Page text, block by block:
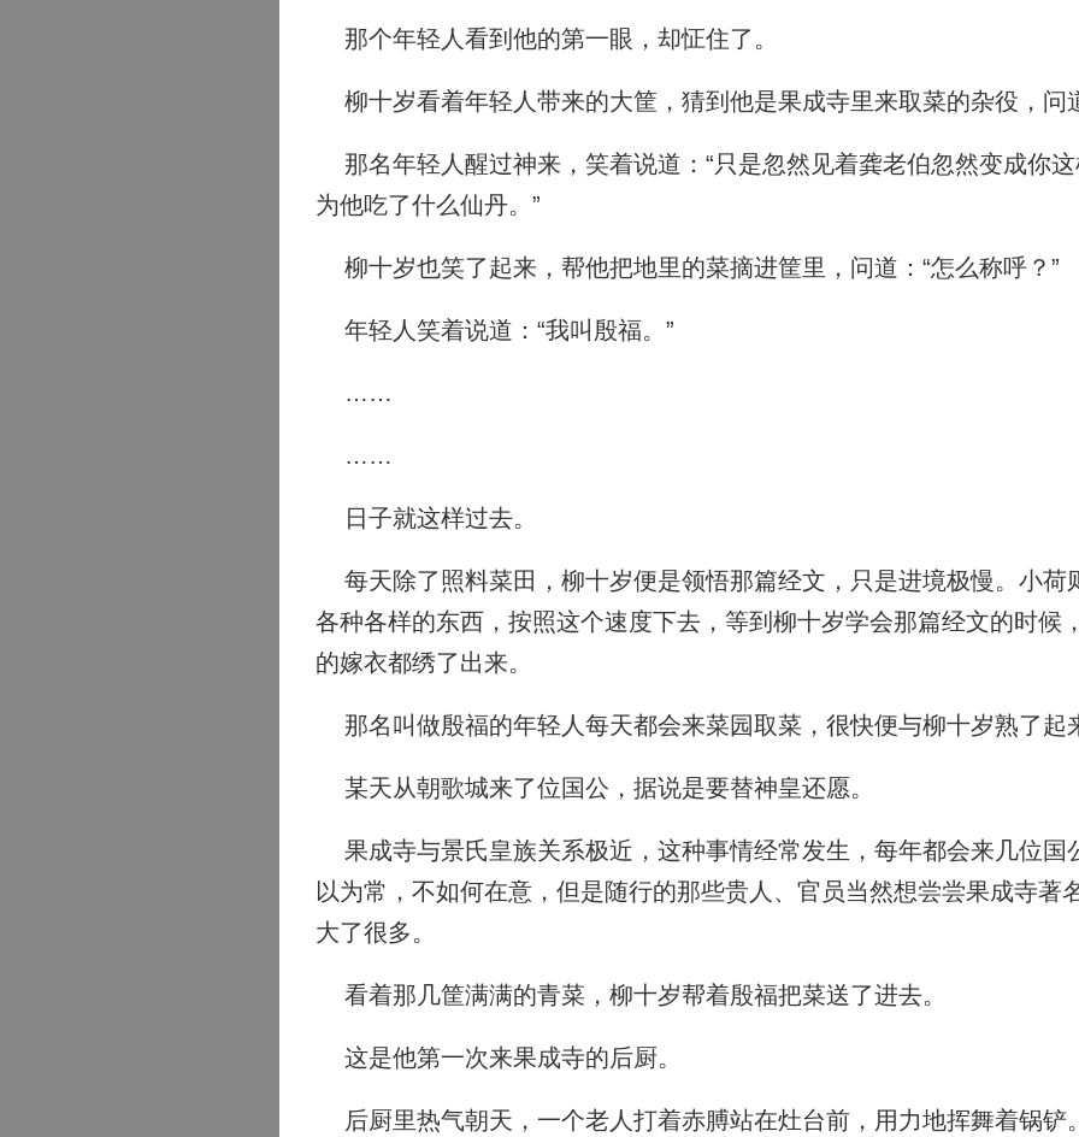
那个年轻人看到他的第一眼，却怔住了。
柳十岁看着年轻人带来的大筐，猜到他是果成寺里来取菜的杂役，问
那名年轻人醒过神来，笑着说道：“只是忽然见着龚老伯忽然变成你
为他吃了什么仙丹。”
柳十岁也笑了起来，帮他把地里的菜摘进筐里，问道：“怎么称呼？”
年轻人笑着说道：“我叫殷福。”
……
……
日子就这样过去。
每天除了照料菜田，柳十岁便是领悟那篇经文，只是进境极慢。小荷
各种各样的东西，按照这个速度下去，等到柳十岁学会那篇经文的时候
的嫁衣都绣了出来。
那名叫做殷福的年轻人每天都会来菜园取菜，很快便与柳十岁熟了起
某天从朝歌城来了位国公，据说是要替神皇还愿。
果成寺与景氏皇族关系极近，这种事情经常发生，每年都会来几位国
以为常，不如何在意，但是随行的那些贵人、官员当然想尝尝果成寺著
大了很多。
看着那几筐满满的青菜，柳十岁帮着殷福把菜送了进去。
这是他第一次来果成寺的后厨。
后厨里热气朝天，一个老人打着赤膊站在灶台前，用力地挥舞着锅铲